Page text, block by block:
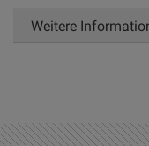
Weitere